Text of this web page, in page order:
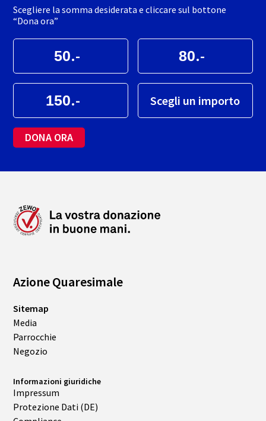
Scegliere la somma desiderata e cliccare sul bottone
“Dona ora”
.- .-
.- Scegli un importo
DONA ORA
Azione Quaresimale
Sitemap
Media
Parrocchie
Negozio
Informazioni giuridiche
Impressum
Protezione Dati (DE)